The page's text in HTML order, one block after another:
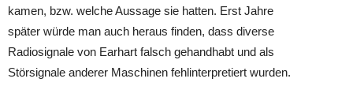
kamen, bzw. welche Aussage sie hatten. Erst Jahre
später würde man auch heraus finden, dass diverse
Radiosignale von Earhart falsch gehandhabt und als
Störsignale anderer Maschinen fehlinterpretiert wurden.